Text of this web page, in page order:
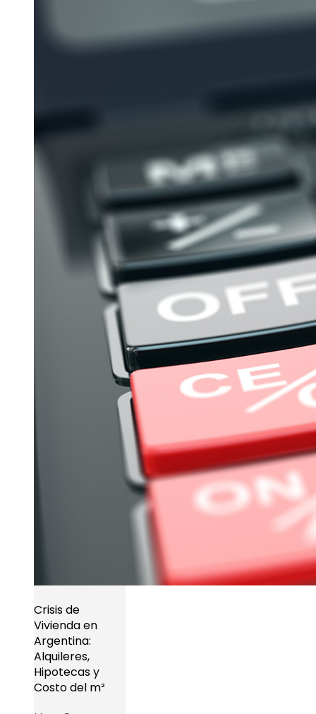
Crisis de
Vivienda en
Argentina:
Alquileres,
Hipotecas y
Costo del m²